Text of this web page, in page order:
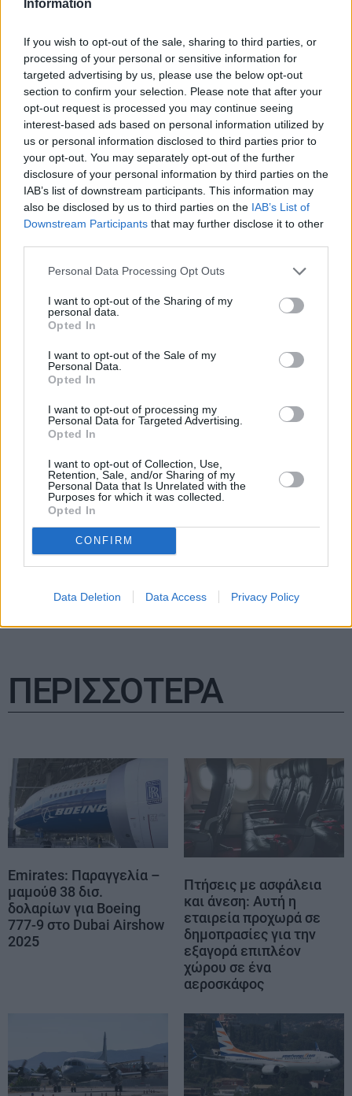
Information
If you wish to opt-out of the sale, sharing to third parties, or
processing of your personal or sensitive information for
targeted advertising by us, please use the below opt-out
section to confirm your selection. Please note that after your
opt-out request is processed you may continue seeing
interest-based ads based on personal information utilized by
us or personal information disclosed to third parties prior to
your opt-out. You may separately opt-out of the further
disclosure of your personal information by third parties on the
IAB’s list of downstream participants. This information may
also be disclosed by us to third parties on the IAB’s List of
Downstream Participants that may further disclose it to other
Personal Data Processing Opt Outs
I want to opt-out of the Sharing of my
personal data.
Opted In
I want to opt-out of the Sale of my
Personal Data.
Opted In
I want to opt-out of processing my
Personal Data for Targeted Advertising.
Opted In
I want to opt-out of Collection, Use,
Retention, Sale, and/or Sharing of my
Personal Data that Is Unrelated with the
Purposes for which it was collected.
Opted In
CONFIRM
Data Deletion Data Access Privacy Policy
Τι αλλάζει στις πτήσεις μεγάλων αποστάσεων
μηχανισμό σε αεροσκάφος της Turkish Airlines
ΠΕΡΙΣΣΟΤΕΡΑ
Emirates: Παραγγελία –
μαμούθ 38 δισ.
δολαρίων για Boeing
777-9 στο Dubai Airshow
2025
Πτήσεις με ασφάλεια
και άνεση: Αυτή η
εταιρεία προχωρά σε
δημοπρασίες για την
εξαγορά επιπλέον
χώρου σε ένα
αεροσκάφος